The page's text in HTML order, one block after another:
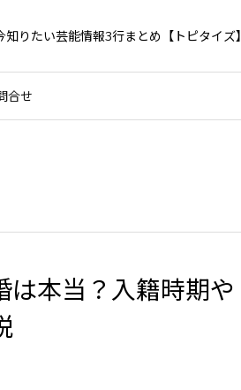
知りたい芸能情報3行まとめ【トピタイズ】
合せ
は本当？入籍時期や